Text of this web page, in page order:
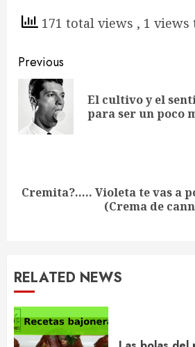
171 total views , 1 views
Continue
Reading
Previous
El cultivo y el
para ser un poco
Next
Cremita?….. Violeta te vas a
(Crema de
RELATED NEWS